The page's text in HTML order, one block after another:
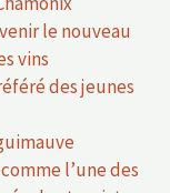
le nouveau
vins
des jeunes
l’une des